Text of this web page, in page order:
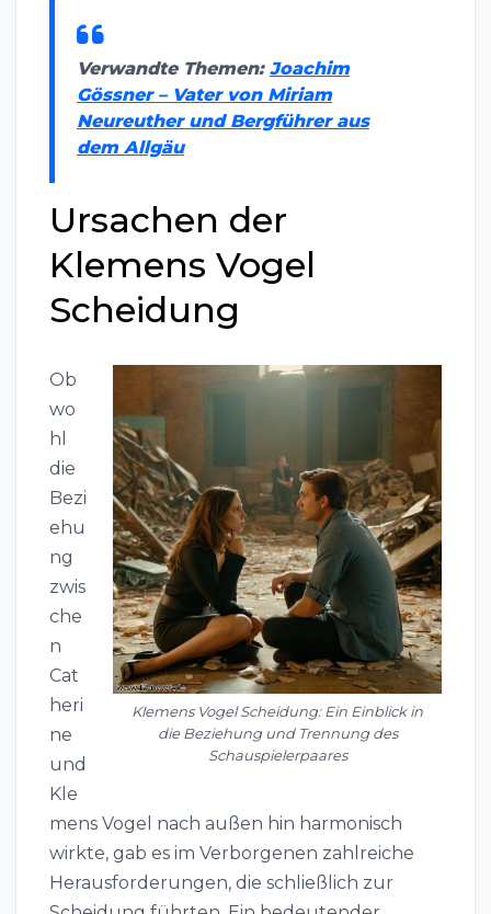
Verwandte Themen: Joachim
Gössner – Vater von Miriam
Neureuther und Bergführer aus
dem Allgäu
Ursachen der
Klemens Vogel
Scheidung
Klemens Vogel Scheidung: Ein Einblick in
die Beziehung und Trennung des
Schauspielerpaares
Ob
wo
hl
die
Bezi
ehu
ng
zwis
che
n
Cat
heri
ne
und
Kle
mens Vogel nach außen hin harmonisch
wirkte, gab es im Verborgenen zahlreiche
Herausforderungen, die schließlich zur